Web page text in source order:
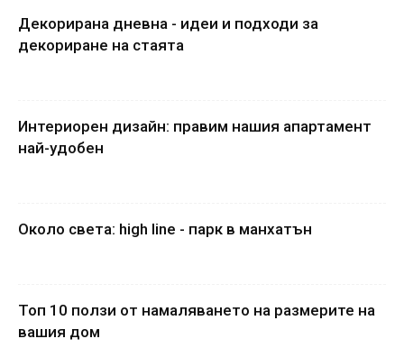
Декорирана дневна - идеи и подходи за
декориране на стаята
Интериорен дизайн: правим нашия апартамент
най-удобен
Около света: high line - парк в манхатън
Топ 10 ползи от намаляването на размерите на
вашия дом